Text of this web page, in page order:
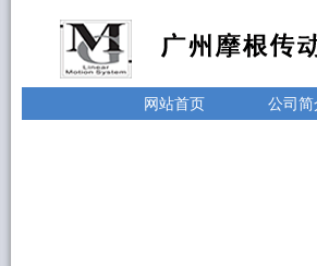
网站首页 公司简